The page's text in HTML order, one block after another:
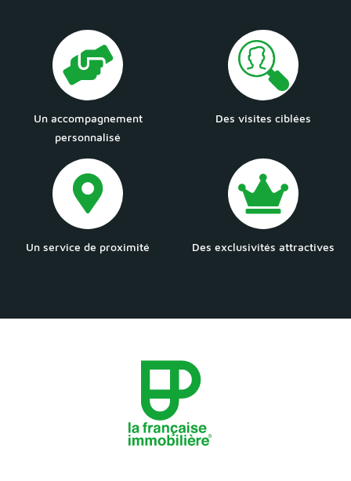
Un accompagnement
personnalisé
Des visites ciblées
Un service de proximité Des exclusivités attractives